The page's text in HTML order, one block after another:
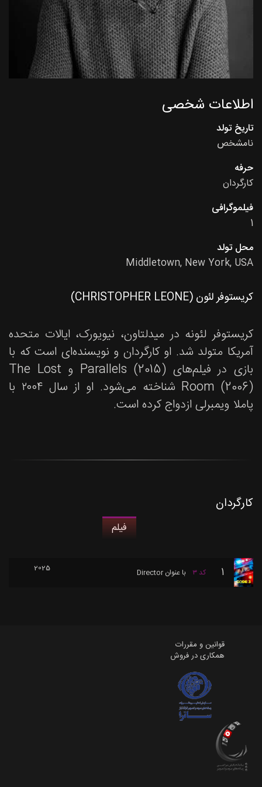
اطلاعات شخصی
تاریخ تولد
نامشخص
حرفه
کارگردان
فیلموگرافی
1
محل تولد
Middletown, New York, USA
کریستوفر لئون (CHRISTOPHER LEONE)
کریستوفر لئونه در میدلتاون، نیویورک، ایالات متحده
آمریکا متولد شد. او کارگردان و نویسنده‌ای است که با
بازی در فیلم‌های Parallels (2015) و The Lost
Room (2006) شناخته می‌شود. او از سال ۲۰۰۴ با
پاملا ویمبرلی ازدواج کرده است.
کارگردان
فیلم
1 کد ۳ با عنوان Director
2025
قوانین و مقررات
همکاری در فروش